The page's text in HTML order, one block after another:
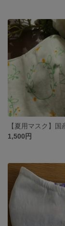
1,500円